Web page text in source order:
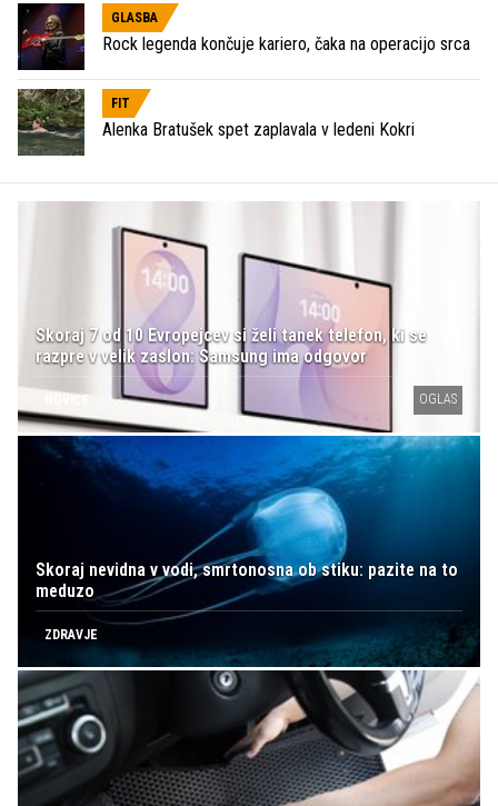
GLASBA
Rock legenda končuje kariero, čaka na operacijo srca
FIT
Alenka Bratušek spet zaplavala v ledeni Kokri
Skoraj 7 od 10 Evropejcev si želi tanek telefon, ki se
razpre v velik zaslon: Samsung ima odgovor
NOVICE OGLAS
Skoraj nevidna v vodi, smrtonosna ob stiku: pazite na to
meduzo
ZDRAVJE